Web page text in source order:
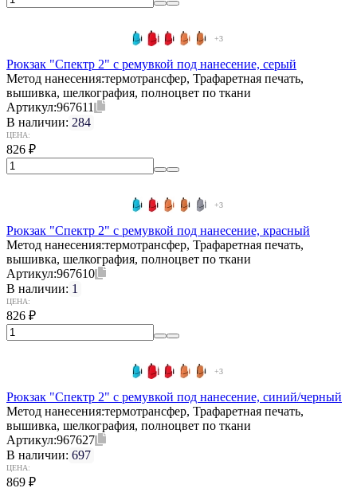
+3
Рюкзак "Спектр 2" с ремувкой под нанесение, серый
Метод нанесения:термотрансфер, Трафаретная печать,
вышивка, шелкография, полноцвет по ткани
Артикул:967611
В наличии: 284
ЦЕНА:
826 ₽
+3
Рюкзак "Спектр 2" с ремувкой под нанесение, красный
Метод нанесения:термотрансфер, Трафаретная печать,
вышивка, шелкография, полноцвет по ткани
Артикул:967610
В наличии: 1
ЦЕНА:
826 ₽
+3
Рюкзак "Спектр 2" с ремувкой под нанесение, синий/черный
Метод нанесения:термотрансфер, Трафаретная печать,
вышивка, шелкография, полноцвет по ткани
Артикул:967627
В наличии: 697
ЦЕНА:
869 ₽